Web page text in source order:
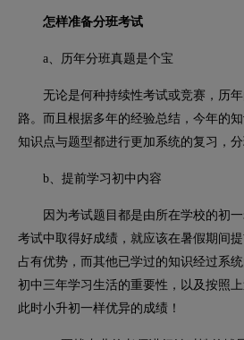
怎样准备分班考试
a、历年分班真题是个宝
无论是何种持续性考试或竞赛，历年
路。而且根据多年的经验总结，今年的
知识点与题型都进行更加系统的复习，
b、提前学习初中内容
因为考试题目都是由所在学校的初一
考试中取得好成绩，就应该在暑假期间
占有优势，而其他已学过的知识经过系
初中三年学习生活的重要性，以及按照
此时小升初一样优异的成绩！